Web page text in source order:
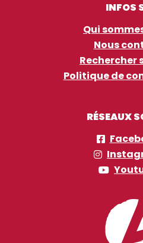
INFOS
Qui
Nous
Rechercher
Politique de
RÉSEAUX